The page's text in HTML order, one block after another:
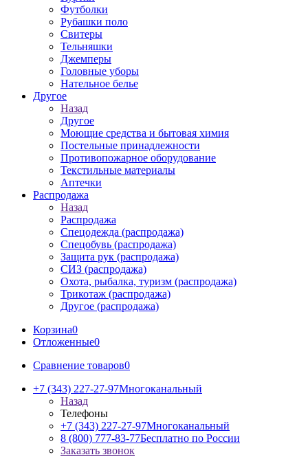
Футболки
Рубашки поло
Свитеры
Тельняшки
Джемперы
Головные уборы
Нательное белье
Другое
Назад
Другое
Моющие средства и бытовая химия
Постельные принадлежности
Противопожарное оборудование
Текстильные материалы
Аптечки
Распродажа
Назад
Распродажа
Спецодежда (распродажа)
Спецобувь (распродажа)
Защита рук (распродажа)
СИЗ (распродажа)
Охота, рыбалка, туризм (распродажа)
Трикотаж (распродажа)
Другое (распродажа)
Корзина0
Отложенные0
Сравнение товаров0
+7 (343) 227-27-97Многоканальный
Назад
Телефоны
+7 (343) 227-27-97Многоканальный
8 (800) 777-83-77Бесплатно по России
Заказать звонок